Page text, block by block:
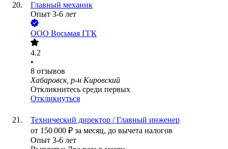
Главный механик
Опыт 3-6 лет
ООО Восьмая ГГК
4.2
•
8 отзывов
Хабаровск, р-н Кировский
Откликнитесь среди первых
Откликнуться
Технический директор / Главный инженер
от 150 000 ₽ за месяц, до вычета налогов
Опыт 3-6 лет